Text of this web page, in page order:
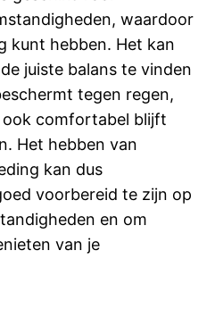
waardoor
kunt hebben. Het kan
juiste balans te vinden
tegen regen,
comfortabel blijft
Het hebben van
kan dus
voorbereid te zijn op
en om
van je